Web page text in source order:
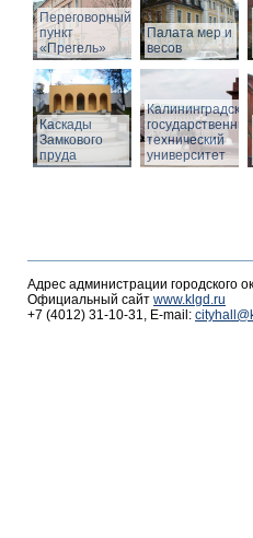
Переговорный
пункт
«Прегель»
Палата мер и
весов
Каскады
Замкового
пруда
Калининградский
государственный
технический
университет
Адрес администрации городского
Официальный сайт www.klgd.ru
+7 (4012) 31-10-31, E-mail: